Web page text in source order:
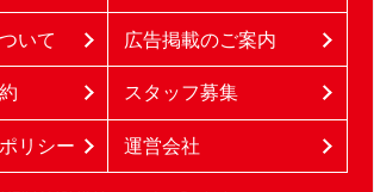
いて 広告掲載のご案内
スタッフ募集
リシー 運営会社